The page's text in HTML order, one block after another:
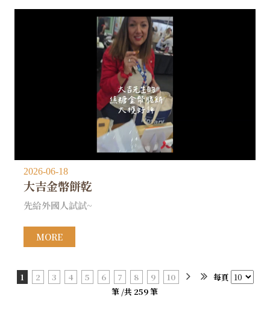
2026-06-18
大吉金幣餅乾
先給外國人試試~
MORE
1 2 3 4 5 6 7 8 9 10
每頁
筆 /共 259 筆